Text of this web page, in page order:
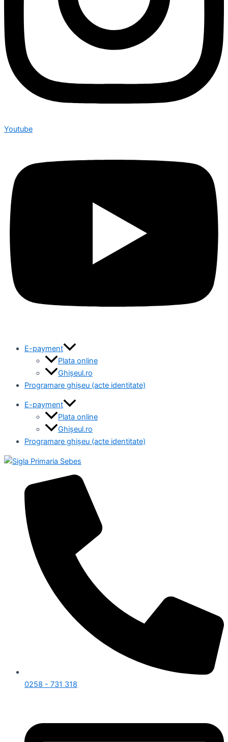
Youtube
E-payment
Plata online
Ghișeul.ro
Programare ghișeu (acte identitate)
E-payment
Plata online
Ghișeul.ro
Programare ghișeu (acte identitate)
0258 - 731 318